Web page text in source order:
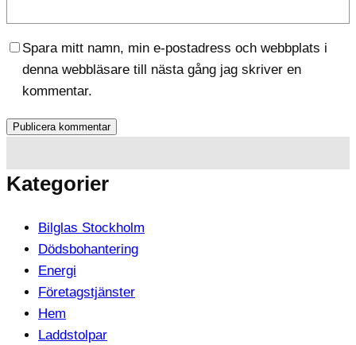
Spara mitt namn, min e-postadress och webbplats i
denna webbläsare till nästa gång jag skriver en
kommentar.
Kategorier
Bilglas Stockholm
Dödsbohantering
Energi
Företagstjänster
Hem
Laddstolpar